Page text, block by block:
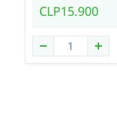
CLP15.900